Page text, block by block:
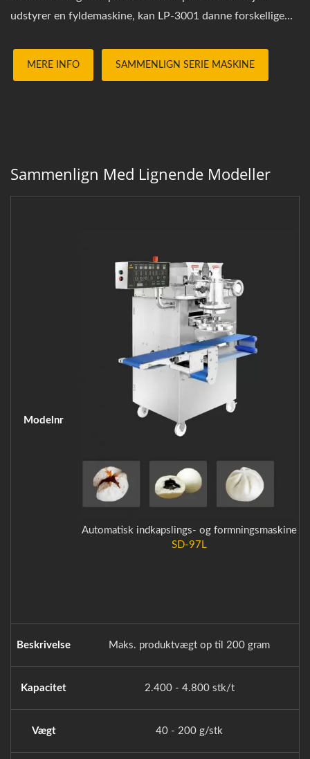
udstyrer en fyldemaskine, kan LP-3001 danne forskellige
MERE INFO SAMMENLIGN SERIE MASKINE
Sammenlign Med Lignende Modeller
Modelnr
Automatisk indkapslings- og formningsmaskine
SD-97L
Beskrivelse Maks. produktvægt op til 200 gram
Kapacitet 2.400 - 4.800 stk/t
Vægt 40 - 200 g/stk